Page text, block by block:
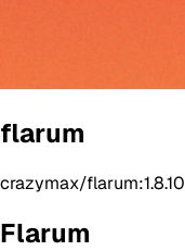
flarum
crazymax/flarum:1.8.10
Flarum